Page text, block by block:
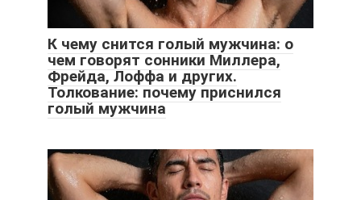
К чему снится голый мужчина: о
чем говорят сонники Миллера,
Фрейда, Лоффа и других.
Толкование: почему приснился
голый мужчина